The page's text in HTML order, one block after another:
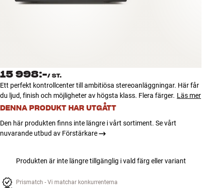
NYHETER
ERBJUDANDEN
Hitta Butik
Kundtjänst
Företag
15 998:-/ ST.
Ett perfekt kontrollcenter till ambitiösa stereoanläggningar. Här får
du ljud, finish och möjligheter av högsta klass. Flera färger. Läs mer
DENNA PRODUKT HAR UTGÅTT
Den här produkten finns inte längre i vårt sortiment. Se vårt
nuvarande utbud av Förstärkare
Produkten är inte längre tillgänglig i vald färg eller variant
Prismatch - Vi matchar konkurrenterna